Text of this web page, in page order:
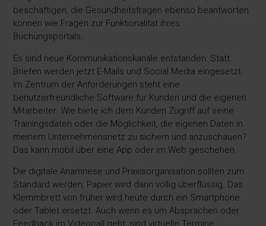
beschäftigen, die Gesundheitsfragen ebenso beantworten
können wie Fragen zur Funktionalität ihres
Buchungsportals.
Es sind neue Kommunikationskanäle entstanden: Statt
Briefen werden jetzt E-Mails und Social Media eingesetzt.
Im Zentrum der Anforderungen steht eine
benutzerfreundliche Software für Kunden und die eigenen
Mitarbeiter. Wie biete ich dem Kunden Zugriff auf seine
Trainingsdaten oder die Möglichkeit, die eigenen Daten in
meinem Unternehmensnetz zu sichern und anzuschauen?
Das kann mobil über eine App oder im Web geschehen.
Die digitale Anamnese und Praxisorganisation sollten zum
Standard werden, Papier wird dann völlig überflüssig. Das
Klemmbrett von früher wird heute durch ein Smartphone
oder Tablet ersetzt. Auch wenn es um Absprachen oder
Feedback im Videocall geht, sind virtuelle Termine